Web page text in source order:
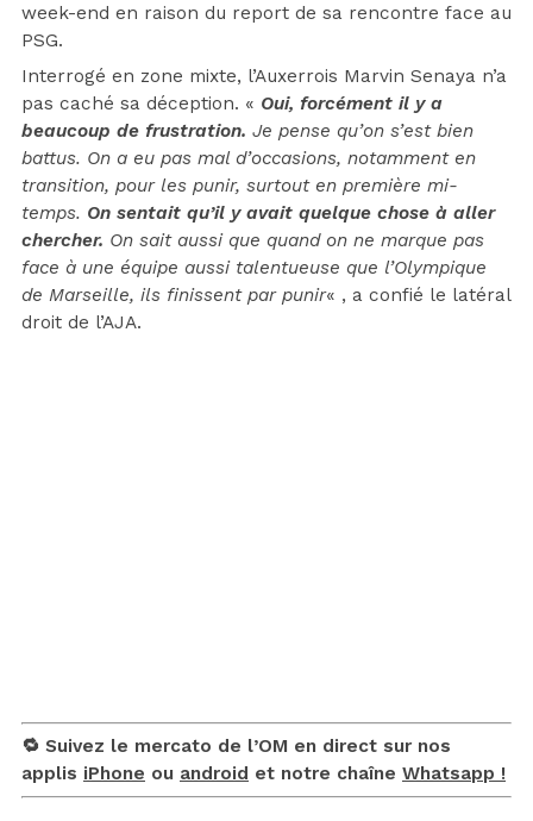
week-end en raison du report de sa rencontre face au
PSG.
Interrogé en zone mixte, l’Auxerrois Marvin Senaya n’a
pas caché sa déception. « Oui, forcément il y a
beaucoup de frustration. Je pense qu’on s’est bien
battus. On a eu pas mal d’occasions, notamment en
transition, pour les punir, surtout en première mi-
temps. On sentait qu’il y avait quelque chose à aller
chercher. On sait aussi que quand on ne marque pas
face à une équipe aussi talentueuse que l’Olympique
de Marseille, ils finissent par punir« , a confié le latéral
droit de l’AJA.
🔁 Suivez le mercato de l’OM en direct sur nos
applis iPhone ou android et notre chaîne Whatsapp !